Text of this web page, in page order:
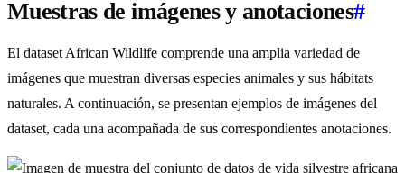
Muestras de imágenes y anotaciones#
El dataset African Wildlife comprende una amplia variedad de
imágenes que muestran diversas especies animales y sus hábitats
naturales. A continuación, se presentan ejemplos de imágenes del
dataset, cada una acompañada de sus correspondientes anotaciones.